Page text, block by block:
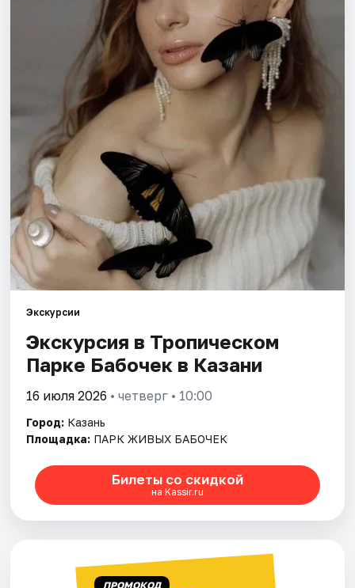
Площадки
Артисты
Рейтинги
Экскурсии
Экскурсия в Тропическом
Парке Бабочек в Казани
16 июля 2026 • четверг • 10:00
Город: Казань
Площадка: ПАРК ЖИВЫХ БАБОЧЕК
Билеты со скидкой
на Kassir.ru
ПРОМОКОД